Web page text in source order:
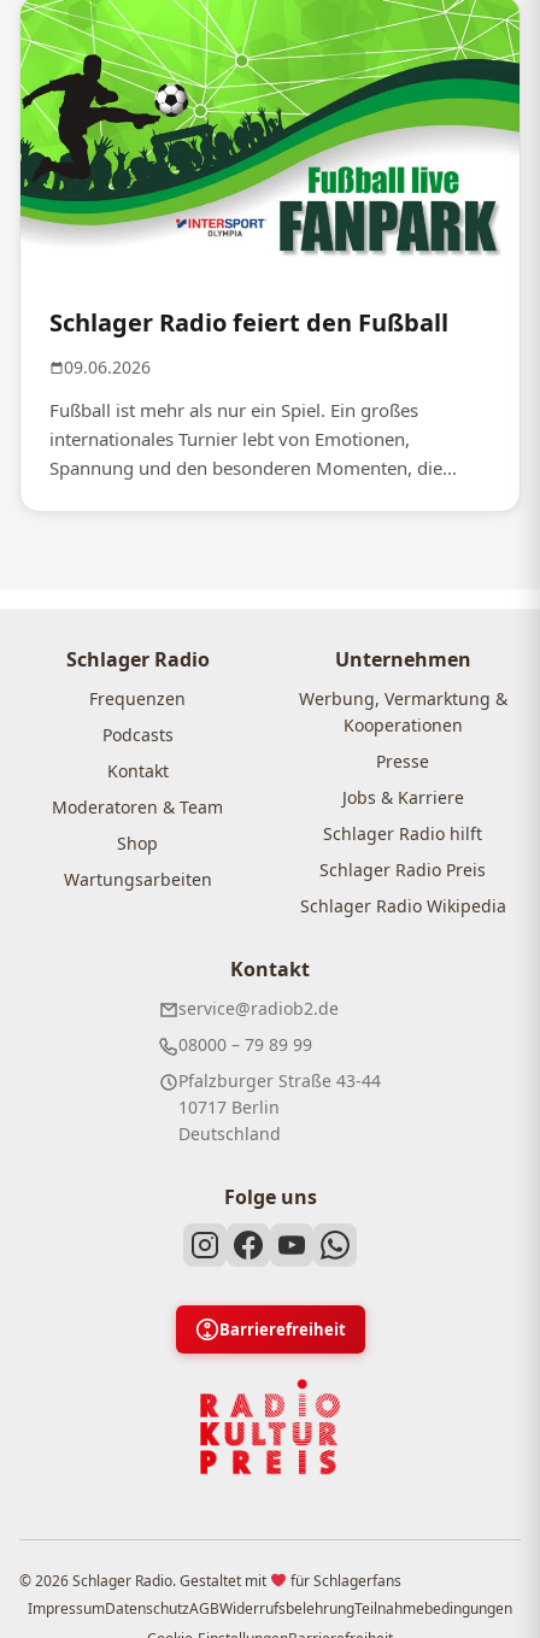
Schlager Radio feiert den Fußball
09.06.2026
Fußball ist mehr als nur ein Spiel. Ein großes
internationales Turnier lebt von Emotionen,
Spannung und den besonderen Momenten, die...
Schlager Radio
Frequenzen
Podcasts
Kontakt
Moderatoren & Team
Shop
Wartungsarbeiten
Unternehmen
Werbung, Vermarktung &
Kooperationen
Presse
Jobs & Karriere
Schlager Radio hilft
Schlager Radio Preis
Schlager Radio Wikipedia
Kontakt
service@radiob2.de
08000 – 79 89 99
Pfalzburger Straße 43-44
10717 Berlin
Deutschland
Folge uns
Barrierefreiheit
© 2026 Schlager Radio. Gestaltet mit
für Schlagerfans
ImpressumDatenschutzAGBWiderrufsbelehrungTeilnahmebedingungen